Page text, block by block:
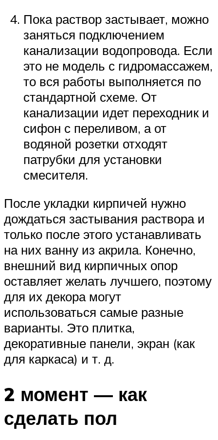
Пока раствор застывает, можно
заняться подключением
канализации водопровода. Если
это не модель с гидромассажем,
то вся работы выполняется по
стандартной схеме. От
канализации идет переходник и
сифон с переливом, а от
водяной розетки отходят
патрубки для установки
смесителя.
После укладки кирпичей нужно
дождаться застывания раствора и
только после этого устанавливать
на них ванну из акрила. Конечно,
внешний вид кирпичных опор
оставляет желать лучшего, поэтому
для их декора могут
использоваться самые разные
варианты. Это плитка,
декоративные панели, экран (как
для каркаса) и т. д.
2 момент — как
сделать пол